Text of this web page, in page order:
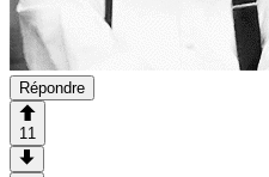
Répondre
11